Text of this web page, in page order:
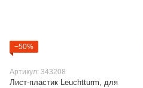
−50%
Артикул: 343208
Лист-пластик Leuchtturm, для